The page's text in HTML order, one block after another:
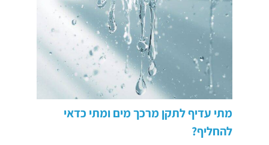
מתי עדיף לתקן מרכך מים ומתי כדאי
להחליף?